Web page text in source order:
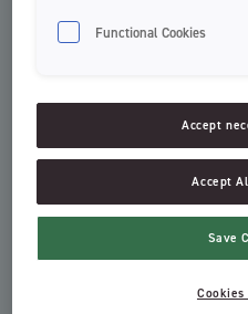
och mobiltelefon, till ett värde
FÖR ATT VARA MED OCH
Köp valfri produkt från
Spara kvittot
Fyll i kontaktformuläret
Tävlingen pågår t.o.m 2024-10-
Om en vinnare inte svarar på
Functional Cookies
Accept
Accept
Save